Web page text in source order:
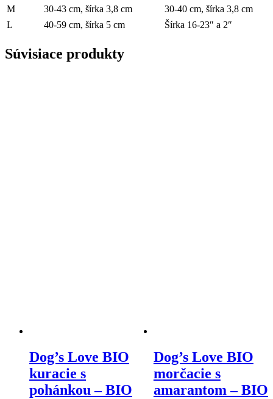
M
30-43 cm, šírka 3,8 cm
30-40 cm, šírka 3,8 cm
L
40-59 cm, šírka 5 cm Šírka 16-23″ a 2″
Súvisiace produkty
Dog’s Love BIO
kuracie s
pohánkou – BIO
Dog’s Love BIO
morčacie s
amarantom – BIO